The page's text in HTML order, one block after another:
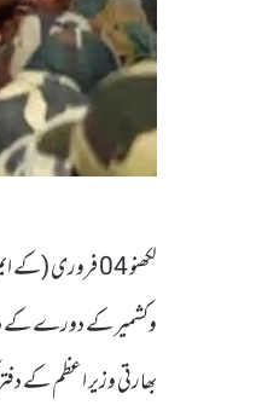
لکھنو 04
وکشمیر کے دورے کے
بھارتی وزیر اعظم کے